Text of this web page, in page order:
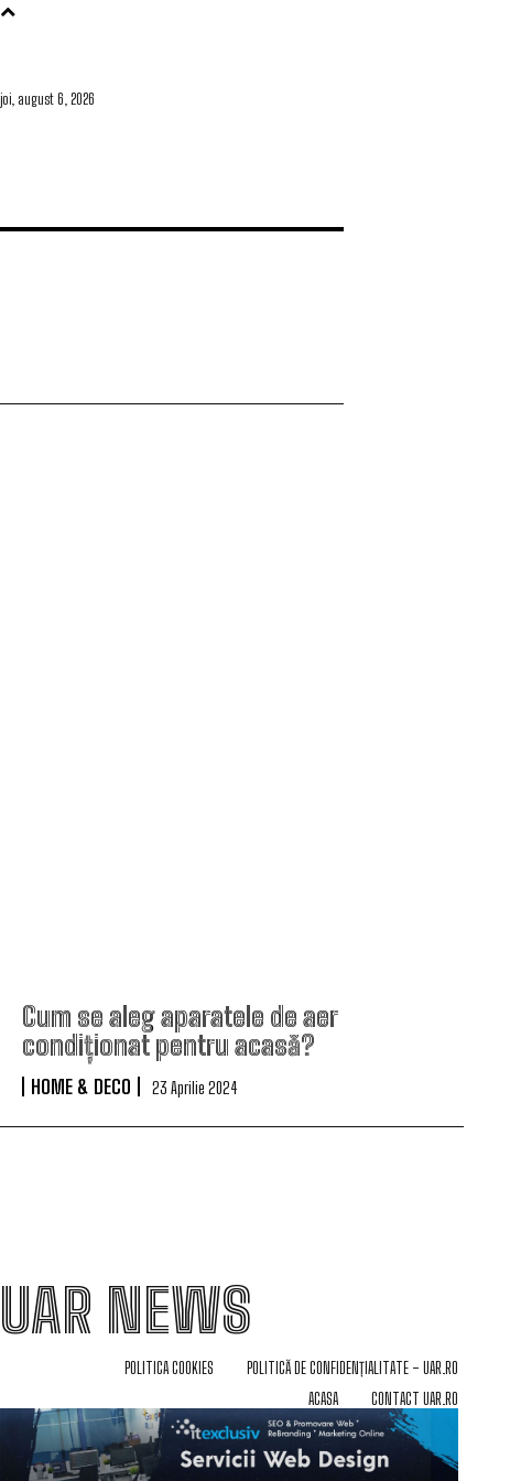
joi, august 6, 2026
Cum se aleg aparatele de aer
condiționat pentru acasă?
HOME & DECO 23 Aprilie 2024
UAR NEWS
POLITICA COOKIES
POLITICĂ DE CONFIDENȚIALITATE – UAR.RO
ACASA
CONTACT UAR.RO